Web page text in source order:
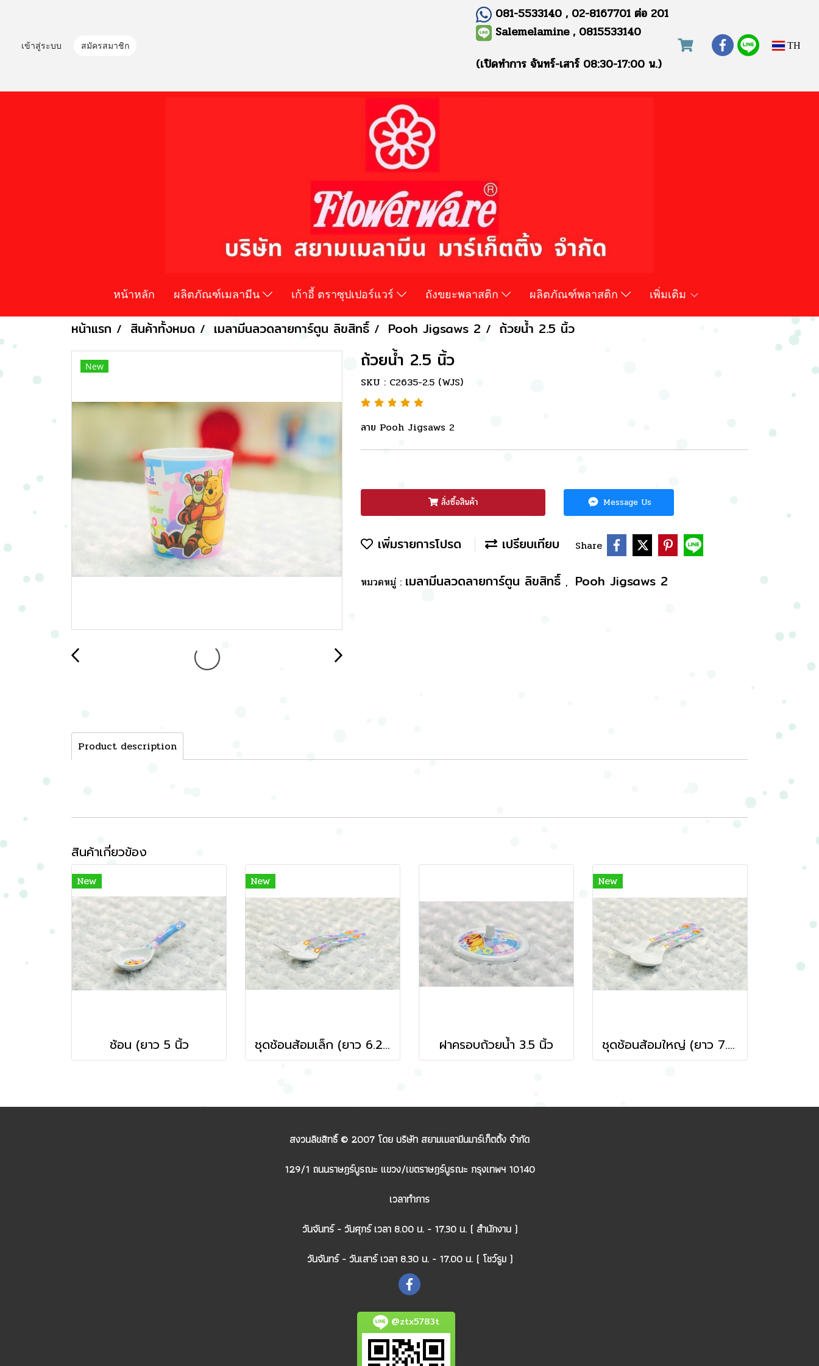
เข้าสู่ระบบ สมัครสมาชิก
081-5533140 , 02-8167701 ต่อ 201
Salemelamine , 0815533140
(เปิดทำการ จันทร์-เสาร์ 08:30-17:00 น.)
TH
หน้าหลัก ผลิตภัณฑ์เมลามีน เก้าอี้ ตราซุปเปอร์แวร์ ถังขยะพลาสติก ผลิตภัณฑ์พลาสติก เพิ่มเติม
หน้าแรก สินค้าทั้งหมด เมลามีนลวดลายการ์ตูน ลิขสิทธิ์ Pooh Jigsaws 2 ถ้วยน้ำ 2.5 นิ้ว
New ถ้วยน้ำ 2.5 นิ้ว
SKU : C2635-2.5 (WJS)
ลาย Pooh Jigsaws 2
สั่งซื้อสินค้า Message Us
เพิ่มรายการโปรด เปรียบเทียบ Share
หมวดหมู่ : เมลามีนลวดลายการ์ตูน ลิขสิทธิ์ , Pooh Jigsaws 2
Product description
สินค้าเกี่ยวข้อง
New
ช้อน (ยาว 5 นิ้ว
New
ชุดช้อนส้อมเล็ก (ยาว 6.25 นิ้ว) ฝาครอบถ้วยน้ำ 3.5 นิ้ว
New
ชุดช้อนส้อมใหญ่ (ยาว 7.5 นิ้ว)
สงวนลิขสิทธิ์ © 2007 โดย บริษัท สยามเมลามีนมาร์เก็ตติ้ง จำกัด
129/1 ถนนราษฎร์บูรณะ แขวง/เขตราษฎร์บูรณะ กรุงเทพฯ 10140
เวลาทำการ
วันจันทร์ - วันศุกร์ เวลา 8.00 น. - 17.30 น. ( สำนักงาน )
วันจันทร์ - วันเสาร์ เวลา 8.30 น. - 17.00 น. ( โชว์รูม )
@ztx5783t